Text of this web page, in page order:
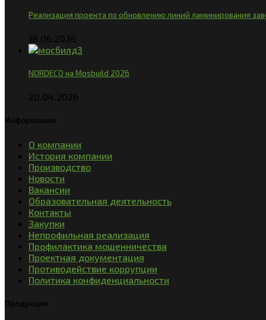
Реализация проекта по обновлению линий ламинирования
18.06.2026
NORDECO на Mosbuild 2026
20.04.2026
Информация
О компании
История компании
Производство
Новости
Вакансии
Образовательная деятельность
Контакты
Закупки
Непрофильная реализация
Профилактика мошенничества
Проектная документация
Противодействие коррупции
Политика конфиденциальности
Продукция